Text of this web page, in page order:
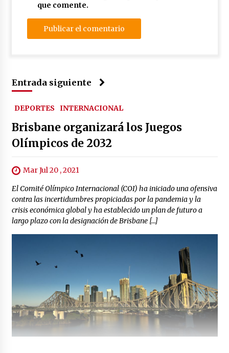
que comente.
Entrada siguiente
DEPORTES INTERNACIONAL
Brisbane organizará los Juegos
Olímpicos de 2032
Mar Jul 20 , 2021
El Comité Olímpico Internacional (COI) ha iniciado una ofensiva
contra las incertidumbres propiciadas por la pandemia y la
crisis económica global y ha establecido un plan de futuro a
largo plazo con la designación de Brisbane […]